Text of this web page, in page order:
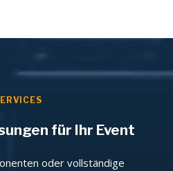
für Ihr Event
oder vollständige